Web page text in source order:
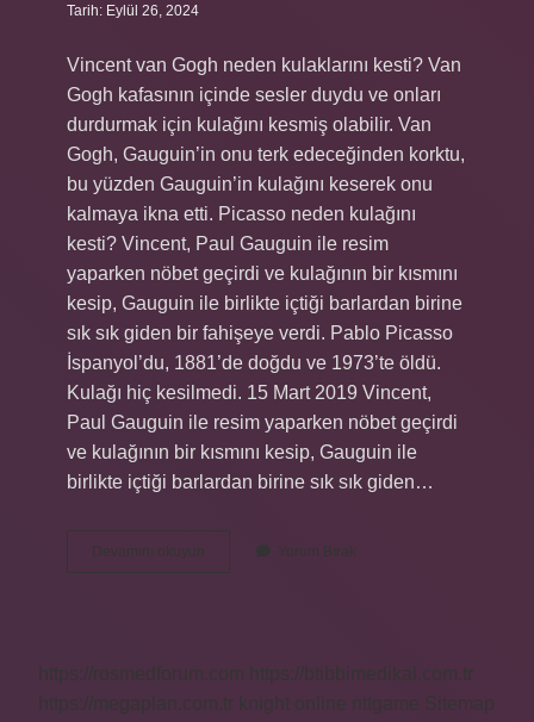
Tarih: Eylül 26, 2024
Vincent van Gogh neden kulaklarını kesti? Van
Gogh kafasının içinde sesler duydu ve onları
durdurmak için kulağını kesmiş olabilir. Van
Gogh, Gauguin’in onu terk edeceğinden korktu,
bu yüzden Gauguin’in kulağını keserek onu
kalmaya ikna etti. Picasso neden kulağını
kesti? Vincent, Paul Gauguin ile resim
yaparken nöbet geçirdi ve kulağının bir kısmını
kesip, Gauguin ile birlikte içtiği barlardan birine
sık sık giden bir fahişeye verdi. Pablo Picasso
İspanyol’du, 1881’de doğdu ve 1973’te öldü.
Kulağı hiç kesilmedi. 15 Mart 2019 Vincent,
Paul Gauguin ile resim yaparken nöbet geçirdi
ve kulağının bir kısmını kesip, Gauguin ile
birlikte içtiği barlardan birine sık sık giden…
Devamını okuyun
Neden
Yorum Bırak
https://rosmedforum.com
https://btibbimedikal.com.tr
https://megaplan.com.tr knight online nttgame Sitemap